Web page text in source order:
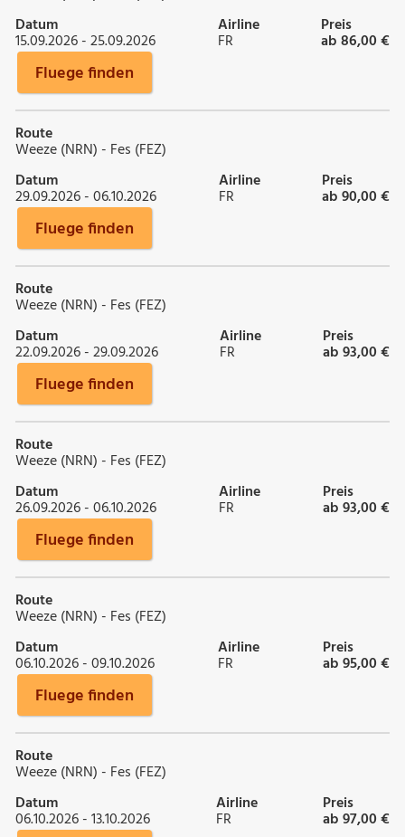
Datum
15.09.2026 - 25.09.2026
Airline
FR
Preis
ab 86,00 €
Fluege finden
Route
Weeze (NRN) - Fes (FEZ)
Datum
29.09.2026 - 06.10.2026
Airline
FR
Preis
ab 90,00 €
Fluege finden
Route
Weeze (NRN) - Fes (FEZ)
Datum
22.09.2026 - 29.09.2026
Airline
FR
Preis
ab 93,00 €
Fluege finden
Route
Weeze (NRN) - Fes (FEZ)
Datum
26.09.2026 - 06.10.2026
Airline
FR
Preis
ab 93,00 €
Fluege finden
Route
Weeze (NRN) - Fes (FEZ)
Datum
06.10.2026 - 09.10.2026
Airline
FR
Preis
ab 95,00 €
Fluege finden
Route
Weeze (NRN) - Fes (FEZ)
Datum
06.10.2026 - 13.10.2026
Airline
FR
Preis
ab 97,00 €